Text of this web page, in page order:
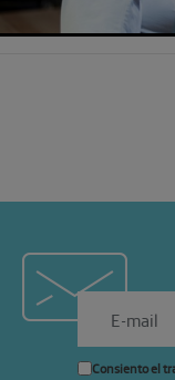
Consiento el